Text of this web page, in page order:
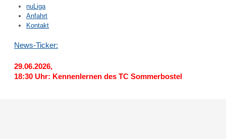
nuLiga
Anfahrt
Kontakt
News-Ticker:
29.06.2026,
18:30 Uhr: Kennenlernen des TC Sommerbostel